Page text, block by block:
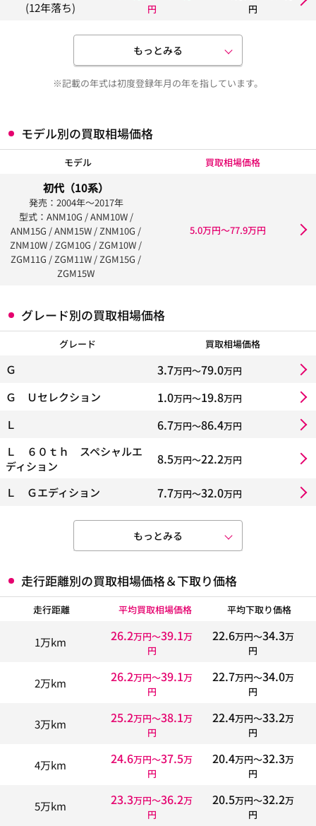
(12年落ち)
円
円
もっとみる
※記載の年式は初度登録年月の年を指しています。
モデル別の買取相場価格
モデル 買取相場価格
初代（10系）
発売：2004年〜2017年
型式：ANM10G / ANM10W /
ANM15G / ANM15W / ZNM10G /
ZNM10W / ZGM10G / ZGM10W /
ZGM11G / ZGM11W / ZGM15G /
ZGM15W
5.0万円〜77.9万円
グレード別の買取相場価格
グレード 買取相場価格
Ｇ 3.7万円〜79.0万円
Ｇ Ｕセレクション 1.0万円〜19.8万円
Ｌ 6.7万円〜86.4万円
Ｌ ６０ｔｈ スペシャルエ
ディション
8.5万円〜22.2万円
Ｌ Ｇエディション 7.7万円〜32.0万円
もっとみる
走行距離別の買取相場価格＆下取り価格
走行距離 平均買取相場価格 平均下取り価格
1万km 26.2万円〜39.1万
円
22.6万円〜34.3万
円
2万km 26.2万円〜39.1万
円
22.7万円〜34.0万
円
3万km 25.2万円〜38.1万
円
22.4万円〜33.2万
円
4万km 24.6万円〜37.5万
円
20.4万円〜32.3万
円
5万km 23.3万円〜36.2万
円
20.5万円〜32.2万
円